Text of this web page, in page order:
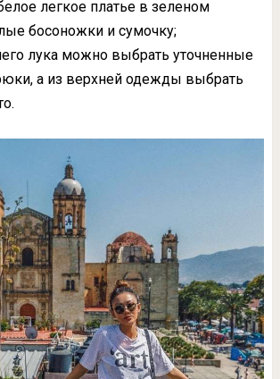
легкое платье в зеленом
босоножки и сумочку;
лука можно выбрать уточненные
а из верхней одежды выбрать